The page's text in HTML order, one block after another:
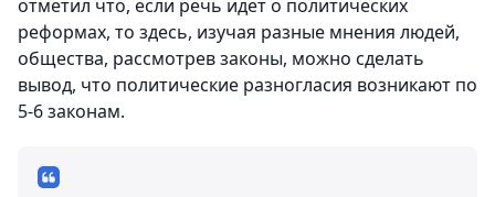
отметил что, если речь идет о политических
реформах, то здесь, изучая разные мнения людей,
общества, рассмотрев законы, можно сделать
вывод, что политические разногласия возникают по
5-6 законам.